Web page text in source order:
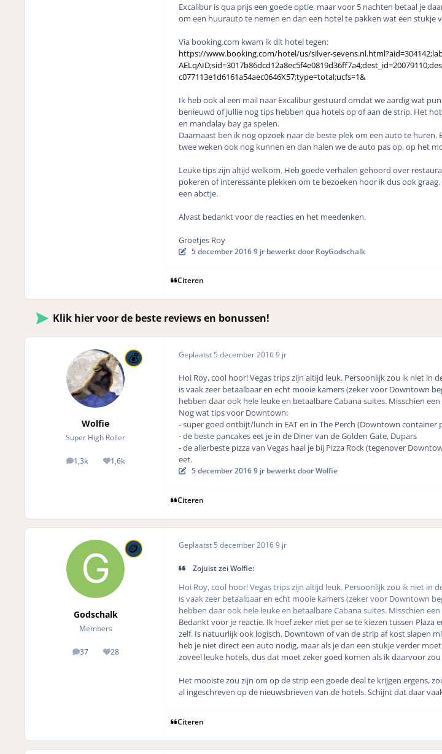
Excalibur is qua prijs een goede optie, maar voor 5 nachten betaal je
om een huurauto te nemen en dan een hotel te pakken wat een stukje
Via booking.com kwam ik dit hotel tegen:
https://www.booking.com/hotel/us/silver-
c077113e1d6161a54aec0646X57;type=total;ucfs=1&
Ik heb ook al een mail naar Excalibur gestuurd omdat we aardig wat
benieuwd of jullie nog tips hebben qua hotels op of aan de strip. Het
en mandalay bay ga spelen.
Daarnaast ben ik nog opzoek naar de beste plek om een auto te
twee weken ook nog kunnen en dan halen we de auto pas op, op het
Leuke tips zijn altijd welkom. Heb goede verhalen gehoord over
pokeren of interessante plekken om te bezoeken hoor ik dus ook
een abctje.
Alvast bedankt voor de reacties en het meedenken.
Groetjes Roy
5 december 20169 jrbewerkt door RoyGodschalk
Citeren
Klik hier voor de beste reviews en bonussen!
Wolfie
Super High Roller
1,3k
posts 1,6k
Reputation
Geplaatst 5 december 20169 jr
Hoi Roy, cool hoor! Vegas trips zijn altijd leuk. Persoonlijk zou ik niet in
is vaak zeer betaalbaar en echt mooie kamers (zeker voor Downtown
hebben daar ook hele leuke en betaalbare Cabana suites. Misschien
Nog wat tips voor Downtown:
- super goed ontbijt/lunch in EAT en in The Perch (Downtown container
- de beste pancakes eet je in de Diner van de Golden Gate, Dupars
- de allerbeste pizza van Vegas haal je bij Pizza Rock (tegenover
eet.
5 december 20169 jrbewerkt door Wolfie
Citeren
Godschalk
Members
37
posts 28
Reputation
Geplaatst 5 december 20169 jr
Zojuist zei Wolfie:
Hoi Roy, cool hoor! Vegas trips zijn altijd leuk. Persoonlijk zou ik niet in
is vaak zeer betaalbaar en echt mooie kamers (zeker voor Downtown
hebben daar ook hele leuke en betaalbare Cabana suites. Misschien
Bedankt voor je reactie. Ik hoef zeker niet per se te kiezen tussen
zelf. Is natuurlijk ook logisch. Downtown of van de strip af kost slapen
heb je niet direct een auto nodig, maar als je dan een stukje verder
zoveel leuke hotels, dus dat moet zeker goed komen als ik daarvoor zou
Het mooiste zou zijn om op de strip een goede deal te krijgen ergens,
al ingeschreven op de nieuwsbrieven van de hotels. Schijnt dat daar
Citeren